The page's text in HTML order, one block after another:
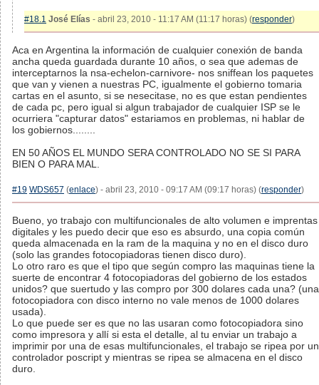
#18.1 José Elías - abril 23, 2010 - 11:17 AM (11:17 horas) (responder)
Aca en Argentina la información de cualquier conexión de banda
ancha queda guardada durante 10 años, o sea que ademas de
interceptarnos la nsa-echelon-carnivore- nos sniffean los paquetes
que van y vienen a nuestras PC, igualmente el gobierno tomaria
cartas en el asunto, si se nesecitase, no es que estan pendientes
de cada pc, pero igual si algun trabajador de cualquier ISP se le
ocurriera "capturar datos" estariamos en problemas, ni hablar de
los gobiernos........
EN 50 AÑOS EL MUNDO SERA CONTROLADO NO SE SI PARA
BIEN O PARA MAL.
#19 WDS657 (enlace) - abril 23, 2010 - 09:17 AM (09:17 horas) (responder)
Bueno, yo trabajo con multifuncionales de alto volumen e imprentas
digitales y les puedo decir que eso es absurdo, una copia común
queda almacenada en la ram de la maquina y no en el disco duro
(solo las grandes fotocopiadoras tienen disco duro).
Lo otro raro es que el tipo que según compro las maquinas tiene la
suerte de encontrar 4 fotocopiadoras del gobierno de los estados
unidos? que suertudo y las compro por 300 dolares cada una? (una
fotocopiadora con disco interno no vale menos de 1000 dolares
usada).
Lo que puede ser es que no las usaran como fotocopiadora sino
como impresora y allí si esta el detalle, al tu enviar un trabajo a
imprimir por una de esas multifuncionales, el trabajo se ripea por un
controlador poscript y mientras se ripea se almacena en el disco
duro.